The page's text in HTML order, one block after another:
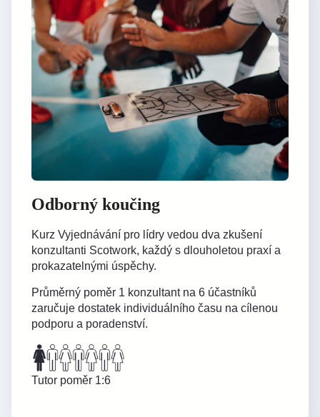
Odborný koučing
Kurz Vyjednávání pro lídry vedou dva zkušení
konzultanti Scotwork, každý s dlouholetou praxí a
prokazatelnými úspěchy.
Průměrný poměr 1 konzultant na 6 účastníků
zaručuje dostatek individuálního času na cílenou
podporu a poradenství.
Tutor poměr 1:6